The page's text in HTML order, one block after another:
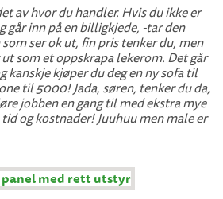
av hvor du handler. Hvis du ikke er
inn på en billigkjede, -tar den
ser ok ut, fin pris tenker du, men
som et oppskrapa lekerom. Det går
kanskje kjøper du deg en ny sofa til
til 5000! Jada, søren, tenker du da,
jobben en gang til med ekstra mye
og kostnader! Juuhuu men male er